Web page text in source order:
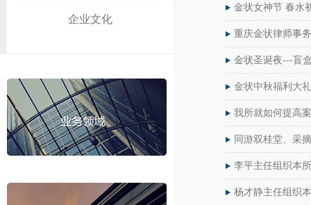
企业文化
金状女神节 春水
重庆金状律师事
金状圣诞夜---盲
金状中秋福利大
我所就如何提高
同游双桂堂、采
李平主任组织本
杨才静主任组织